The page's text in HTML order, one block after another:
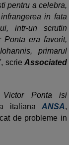
pentru a celebra,
in fata
intr-un scrutin
Ponta era favorit,
primarul
, scrie Associated
Victor Ponta isi
italianaANSA,
de probleme in